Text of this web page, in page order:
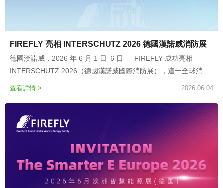
FIREFLY 亮相 INTERSCHUTZ 2026 德國漢諾威消防展
德國漢諾威，2026 年 6 月 1 日–6 日 — FIREFLY 成功亮相
INTERSCHUTZ 2026（德國漢諾威國際消防展），這一全球消防
與救援領域最具影響力的專業展會。
查看詳情 > 2026.06.04